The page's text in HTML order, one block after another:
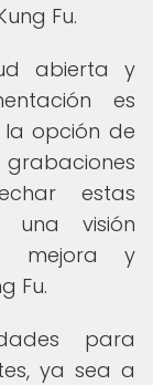
Fu.
abierta y
es
la opción de
estas
una visión
mejora y
Fu.
para
ya sea a